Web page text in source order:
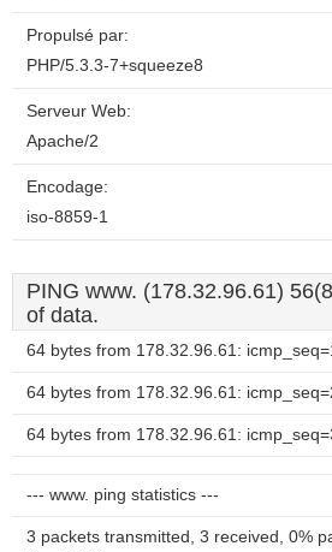
Propulsé par:
PHP/5.3.3-7+squeeze8
Serveur Web:
Apache/2
Encodage:
iso-8859-1
PING www. (178.32.96.61)
of data.
64 bytes from 178.32.96.61:
64 bytes from 178.32.96.61:
64 bytes from 178.32.96.61:
--- www. ping statistics ---
3 packets transmitted, 3 received, 0%